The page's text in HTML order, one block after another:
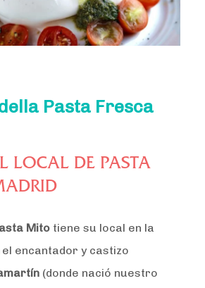
Pasta Fresca
LOCAL DE PASTA
Mito tiene su local en la
el encantador y castizo
(donde nació nuestro